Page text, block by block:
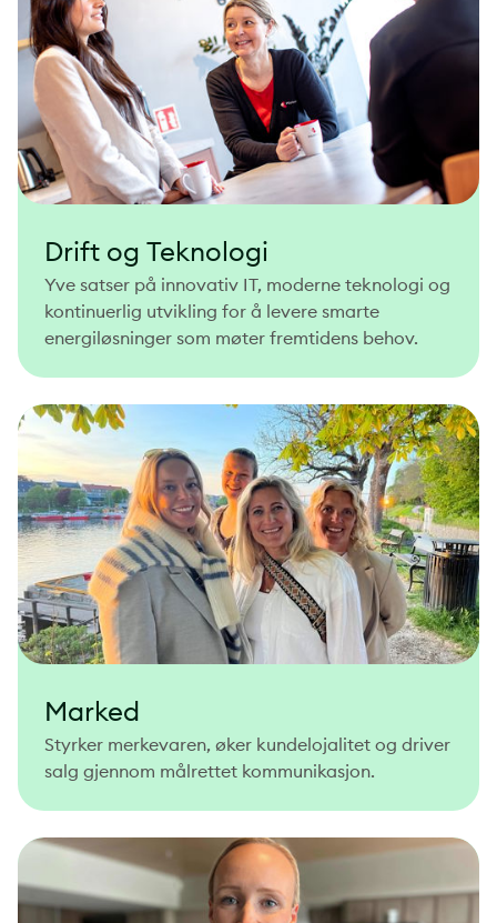
Drift og Teknologi
Yve satser på innovativ IT, moderne teknologi og
kontinuerlig utvikling for å levere smarte
energiløsninger som møter fremtidens behov.
Marked
Styrker merkevaren, øker kundelojalitet og driver
salg gjennom målrettet kommunikasjon.